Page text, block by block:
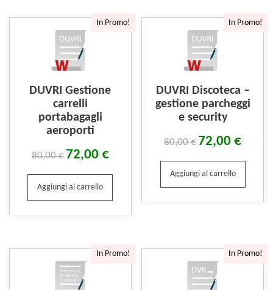
In Promo!
DUVRI Gestione
carrelli
portabagagli
aeroporti
80,00€ 72,00 €
Aggiungi al carrello
In Promo!
DUVRI Discoteca –
gestione parcheggi
e security
80,00€ 72,00€
Aggiungi al carrello
In Promo! In Promo!